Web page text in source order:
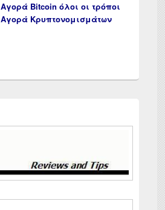
Αγορά Bitcoin όλοι οι τρόποι
Αγορά Κρυπτονομισμάτων